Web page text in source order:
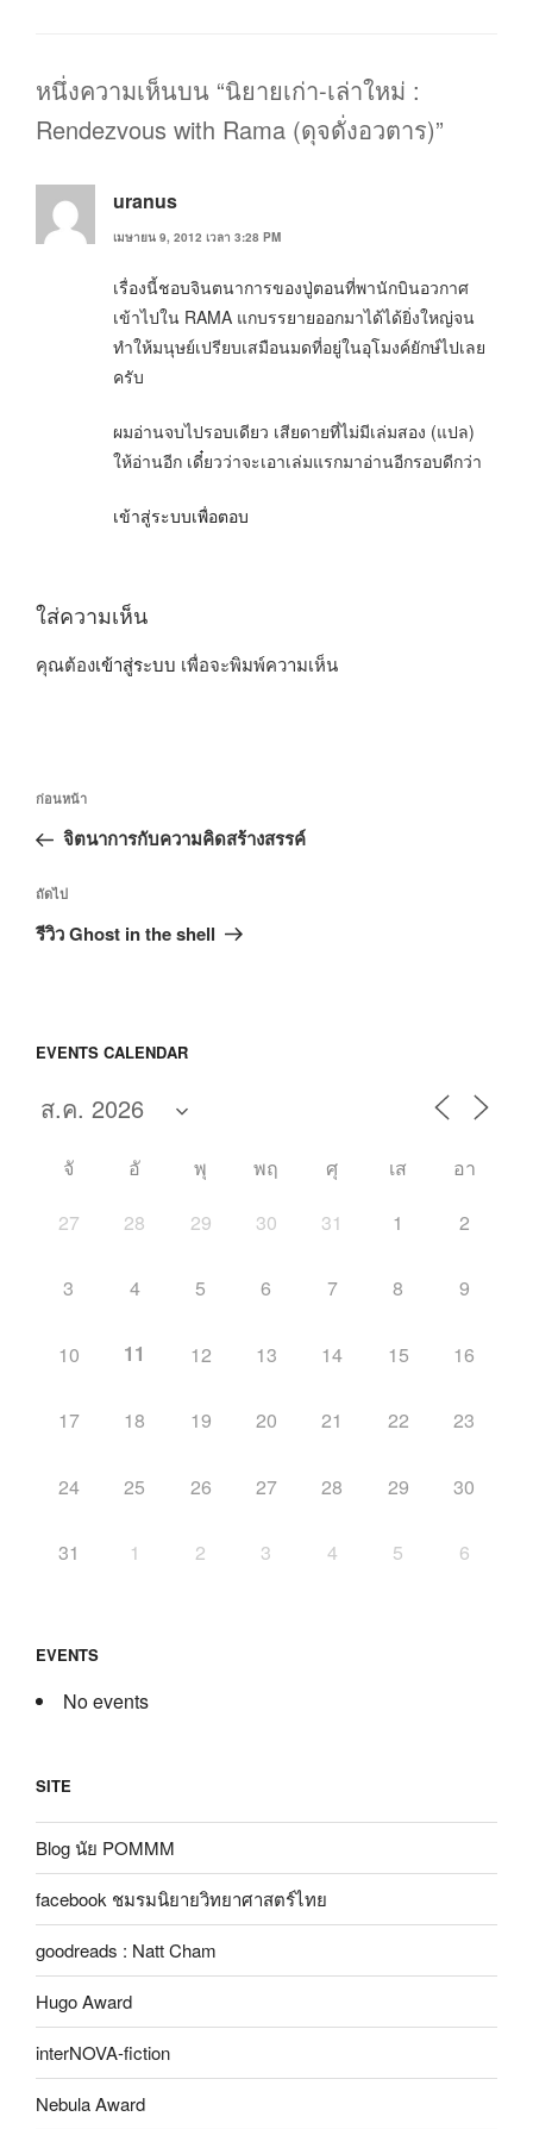
หนึ่งความเห็นบน “นิยายเก่า-เล่าใหม่ :
Rendezvous with Rama (ดุจดั่งอวตาร)”
uranus
เมษายน 9, 2012 เวลา 3:28 PM
เรื่องนี้ชอบจินตนาการของปู่ตอนที่พานักบินอวกาศ
เข้าไปใน RAMA แกบรรยายออกมาได้ได้ยิ่งใหญ่จน
ทำให้มนุษย์เปรียบเสมือนมดที่อยู่ในอุโมงค์ยักษ์ไปเลย
ครับ
ผมอ่านจบไปรอบเดียว เสียดายที่ไม่มีเล่มสอง (แปล)
ให้อ่านอีก เดี๋ยวว่าจะเอาเล่มแรกมาอ่านอีกรอบดีกว่า
เข้าสู่ระบบเพื่อตอบ
ใส่ความเห็น
คุณต้องเข้าสู่ระบบ เพื่อจะพิมพ์ความเห็น
แนะแนว
เรื่อง
เรื่อง
ก่อน
ก่อนหน้า
จิตนาการกับความคิดสร้างสรรค์
เรื่อง
ถัด
ถัดไป
รีวิว Ghost in the shell
EVENTS CALENDAR
จั อั พุ พฤ ศุ เส
อา
27
28 29 30 31 1 2
3 4 5 6 7 8 9
10 11 12 13 14 15 16
17 18 19 20 21 22 23
24 25 26 27 28 29 30
31 1 2 3 4 5 6
EVENTS
No events
SITE
Blog นัย POMMM
facebook ชมรมนิยายวิทยาศาสตร์ไทย
goodreads : Natt Cham
Hugo Award
interNOVA-fiction
Nebula Award